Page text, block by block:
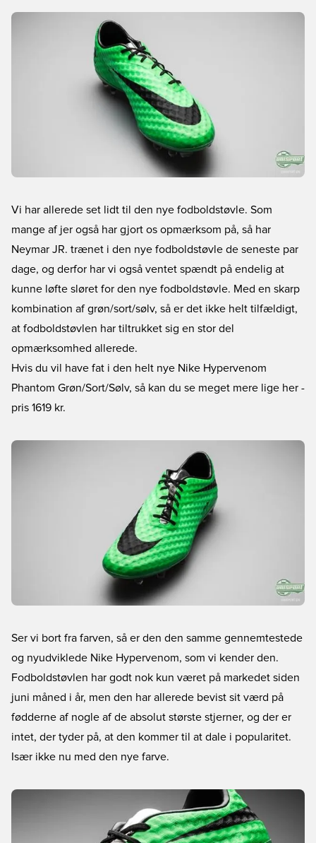
Vi har allerede set lidt til den nye fodboldstøvle. Som
mange af jer også har gjort os opmærksom på, så har
Neymar JR. trænet i den nye fodboldstøvle de seneste par
dage, og derfor har vi også ventet spændt på endelig at
kunne løfte sløret for den nye fodboldstøvle. Med en skarp
kombination af grøn/sort/sølv, så er det ikke helt tilfældigt,
at fodboldstøvlen har tiltrukket sig en stor del
opmærksomhed allerede.
Hvis du vil have fat i den helt nye Nike Hypervenom
Phantom Grøn/Sort/Sølv, så kan du se meget mere lige her -
pris 1619 kr.
Ser vi bort fra farven, så er den den samme gennemtestede
og nyudviklede Nike Hypervenom, som vi kender den.
Fodboldstøvlen har godt nok kun været på markedet siden
juni måned i år, men den har allerede bevist sit værd på
fødderne af nogle af de absolut største stjerner, og der er
intet, der tyder på, at den kommer til at dale i popularitet.
Især ikke nu med den nye farve.